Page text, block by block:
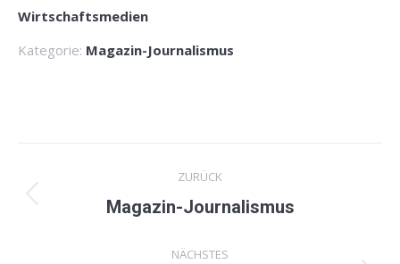
Wirtschaftsmedien
Kategorie: Magazin-Journalismus
navigation
ZURÜCK
Previous
Magazin-Journalismus
NÄCHSTES